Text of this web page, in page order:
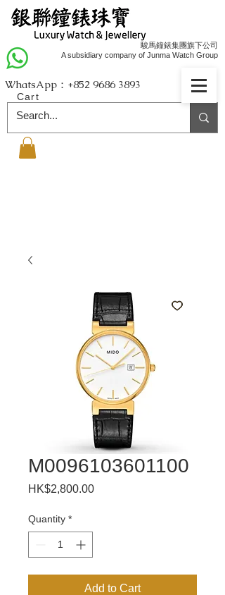
駿馬鐘錶集團旗下公司
A subsidiary company of Junma Watch Group
Cart
WhatsApp：+852 9686 3893
M0096103601100
HK$2,800.00Price
Quantity *
Add to Cart